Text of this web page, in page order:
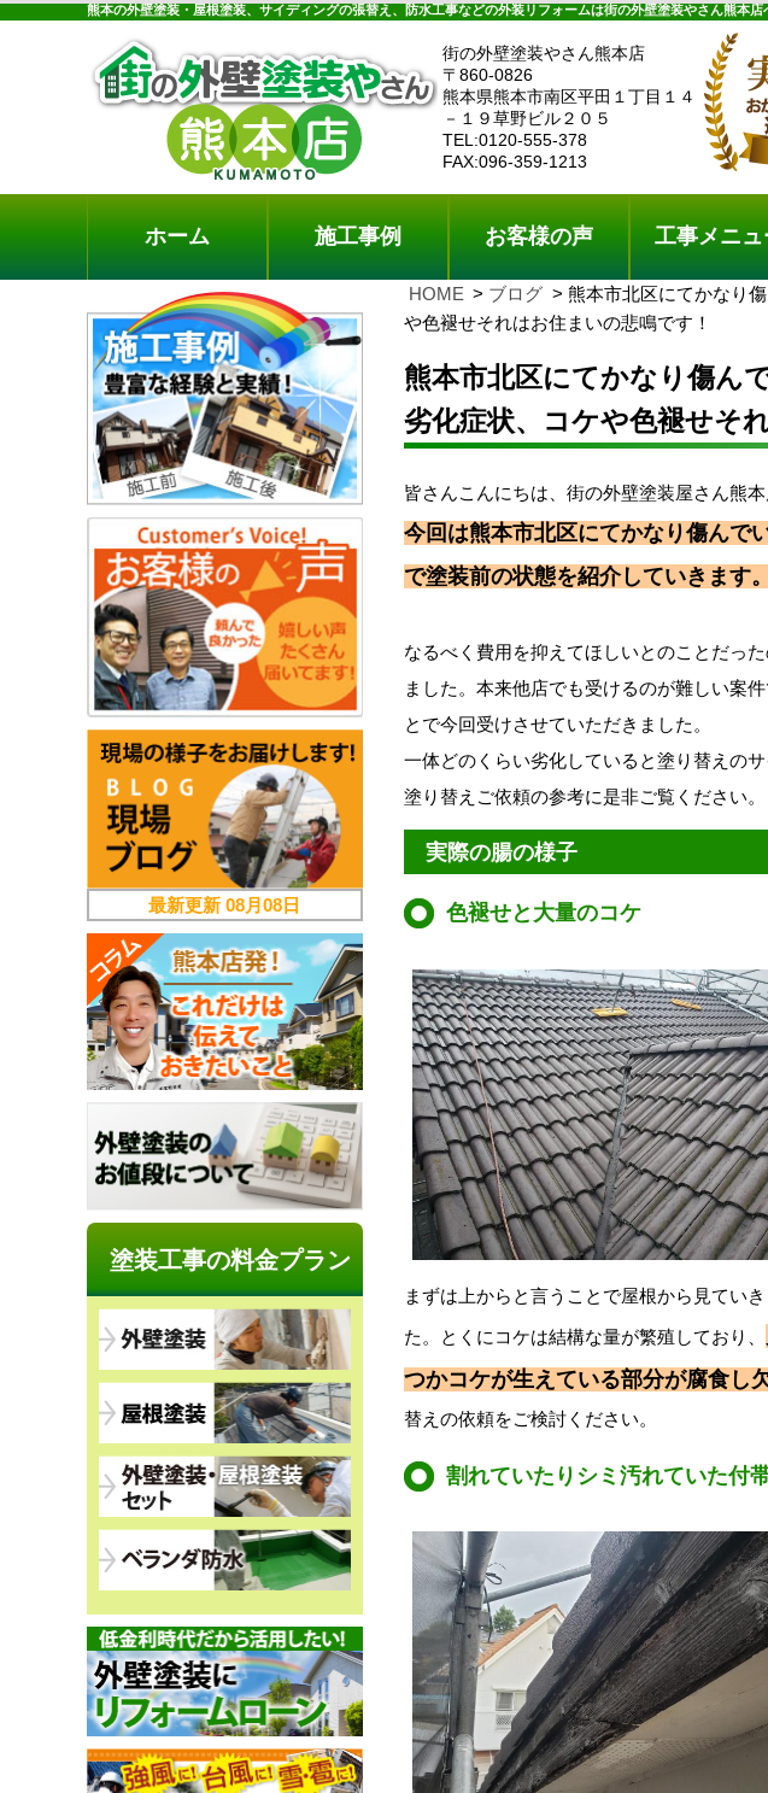
熊本の外壁塗装・屋根塗装、サイディングの張替え、防水工事などの外装リフォームは街の外壁塗装やさん熊本店
街の外壁塗装やさん熊本店
〒860-0826
熊本県熊本市南区平田１丁目１４
－１９草野ビル２０５
TEL:0120-555-378
FAX:096-359-1213
料金プ
ホーム 施工事例 お客様の声 工事メニュ
HOME ブログ
熊本市北区にてかなり
や色褪せそれはお住まいの悲鳴です！
熊本市北区にてかなり傷ん
劣化症状、コケや色褪せそ
皆さんこんにちは、街の外壁塗装屋さん熊本
今回は熊本市北区にてかなり傷んで
で塗装前の状態を紹介していきます。
なるべく費用を抑えてほしいとのことだっ
ました。本来他店でも受けるのが難しい案
とで今回受けさせていただきました。
一体どのくらい劣化していると塗り替えの
塗り替えご依頼の参考に是非ご覧ください。
実際の腸の様子
色褪せと大量のコケ
まずは上からと言うことで屋根から見てい
た。とくにコケは結構な量が繁殖しており、
つかコケが生えている部分が腐食し
替えの依頼をご検討ください。
割れていたりシミ汚れていた付
最新更新08月08日
塗装工事の料金プラン